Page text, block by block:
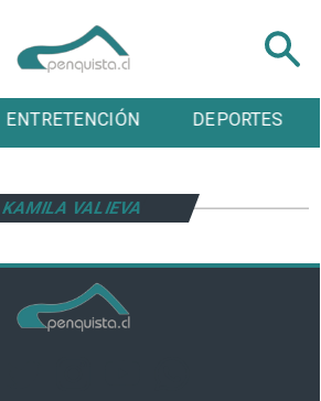
ENTRETENCIÓN DEPORTES
KAMILA VALIEVA